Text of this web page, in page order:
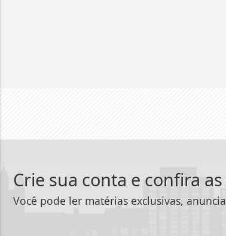
Crie sua conta e confira
Você pode ler matérias exclusivas,